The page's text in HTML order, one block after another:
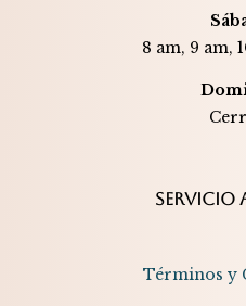
8 am, 9 am,
SERVICIO
Términos y